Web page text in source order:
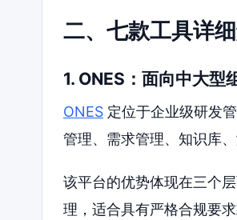
二、七款工具详
1. ONES：面向中大型
ONES 定位于企业级研发
管理、需求管理、知识库
该平台的优势体现在三个
理，适合具有严格合规要